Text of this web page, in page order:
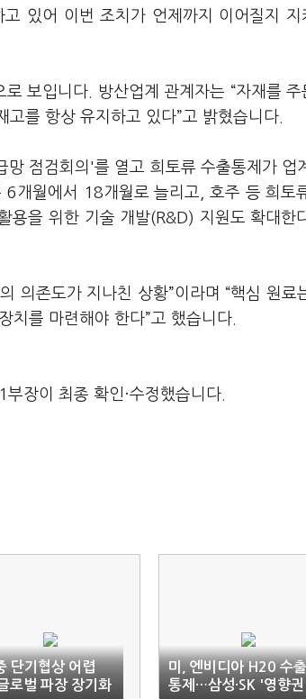
있어 이번 조치가 언제까지 이어질지 지
보입니다. 방산업계 관계자는 “자재를 주
를 항상 유지하고 있다”고 밝혔습니다.
점검회의'를 열고 희토류 수출통제가 업
개월에서 18개월로 늘리고, 호주 등 희토
용을 위한 기술 개발(R&D) 지원도 확대한
의존도가 지나친 상황”이라며 “핵심 원료
치를 마련해야 한다”고 했습니다.
장이 최종 확인·수정했습니다.
단기협상 어렵
로벌 파장 장기화
미, 엔비디아 H20 수출
통제…삼성·SK '영향